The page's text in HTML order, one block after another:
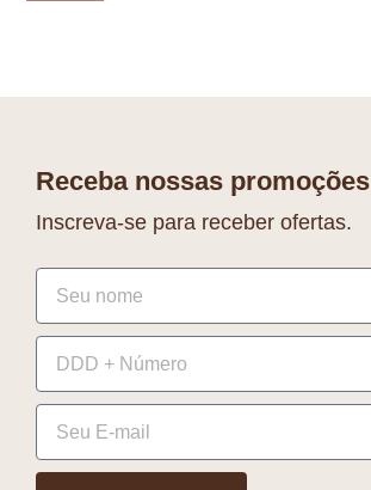
Receba nossas promoções
Inscreva-se para receber ofertas.